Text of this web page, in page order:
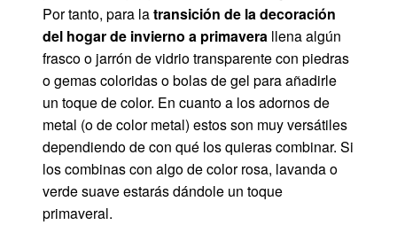
Por tanto, para latransición de la decoración
del hogar de invierno a primavera llena algún
frasco o jarrón de vidrio transparente con piedras
o gemas coloridas o bolas de gel para añadirle
un toque de color. En cuanto a los adornos de
metal (o de color metal) estos son muy versátiles
dependiendo de con qué los quieras combinar. Si
los combinas con algo de color rosa, lavanda o
verde suave estarás dándole un toque
primaveral.